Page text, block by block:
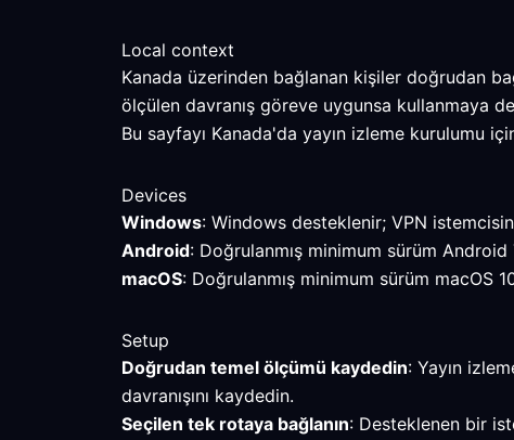
Local context
Kanada üzerinden bağlanan kişiler doğrudan
ölçülen davranış göreve uygunsa kullanmaya
Bu sayfayı Kanada'da yayın izleme kurulumu
Devices
Windows: Windows desteklenir; VPN
Android: Doğrulanmış minimum sürüm
macOS: Doğrulanmış minimum sürüm macOS
Setup
Doğrudan temel ölçümü kaydedin: Yayın
davranışını kaydedin.
Seçilen tek rotaya bağlanın: Desteklenen bir